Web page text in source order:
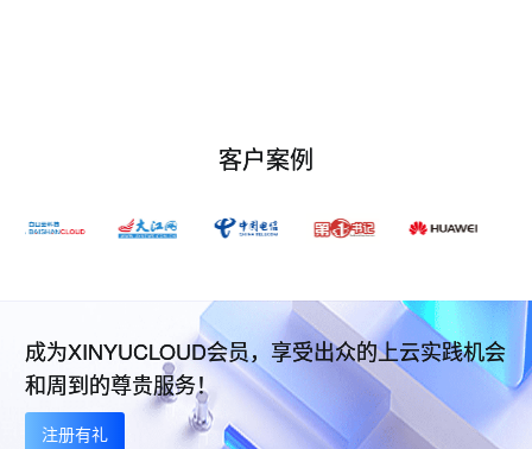
客户案例
成为XINYUCLOUD会员，享受出众的上云实践机会
和周到的尊贵服务！
注册有礼